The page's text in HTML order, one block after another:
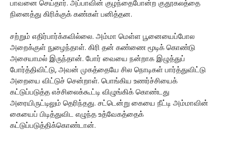
பாவனை செய்தார். அப்பாவின் குழந்தைபோன்ற குதூகலத்தை
நினைத்து கிரிக்குக் கண்கள் பனித்தன.
சற்றும் எதிர்பார்க்கவில்லை. அம்மா மெள்ள பூனையைப்போல
அறைக்குள் நுழைந்தாள். கிரி தன் கண்ணை மூடிக் கொண்டு
அசையாமல் இருந்தான். போர் வையை நன்றாக இழுத்துப்
போர்த்திவிட்டு, அவன் முகத்தையே சில நொடிகள் பார்த்துவிட்டு
அறையை விட்டுச் சென்றாள். பொங்கிய உணர்ச்சியைக்
கட்டுப்படுத்த எச்சிலைக்கூட்டி விழுங்கிக் கொண்டது
அரையிருட்டிலும் தெரிந்தது. சட்டென்று கையை நீட்டி அம்மாவின்
கையைப் பிடித்துவிட எழுந்த உத்வேகத்தைக்
கட்டுப்படுத்திக்கொண்டான்.